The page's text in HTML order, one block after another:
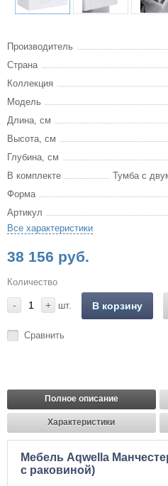
Производитель
Страна
Коллекция
Модель
Длина, см
Высота, см
Глубина, см
В комплекте
Тумба с
Форма
Артикул
Все характеристики
38 156 руб.
Количество
- + шт. В корзину
Сравнить
Полное описание
Характеристики
Мебель Aqwella
с раковиной)